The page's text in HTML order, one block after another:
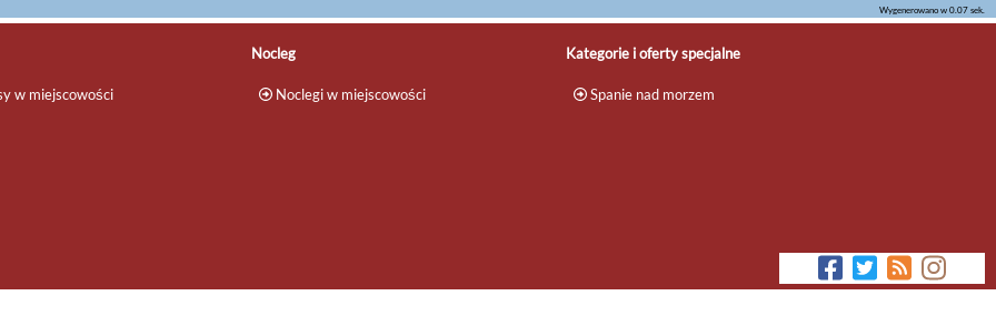
Wygenerowano w 0.07 sek.
w miejscowości
Nocleg
Noclegi w miejscowości
Kategorie i oferty specjalne
Spanie nad morzem